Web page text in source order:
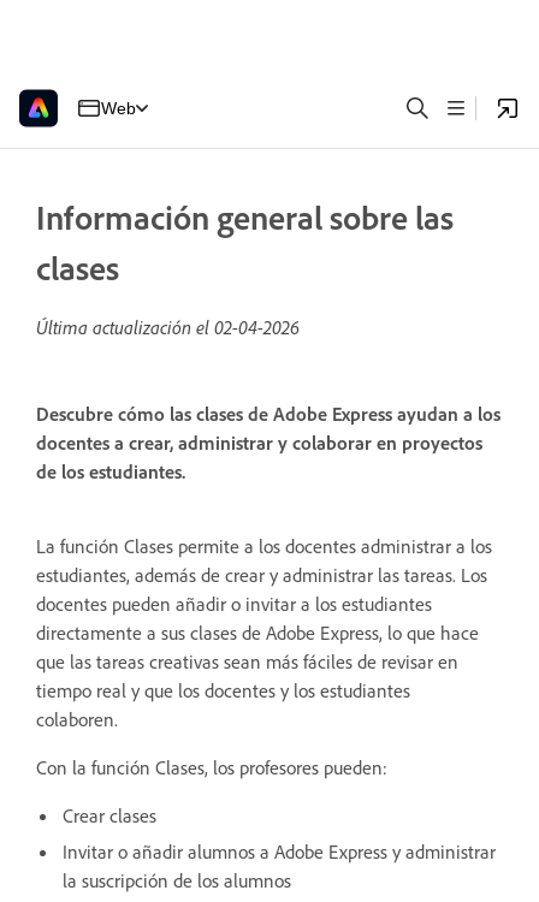
Web
Información general sobre las
clases
Última actualización el 02-04-2026
Descubre cómo las clases de Adobe Express ayudan a los
docentes a crear, administrar y colaborar en proyectos
de los estudiantes.
La función Clases permite a los docentes administrar a los
estudiantes, además de crear y administrar las tareas. Los
docentes pueden añadir o invitar a los estudiantes
directamente a sus clases de Adobe Express, lo que hace
que las tareas creativas sean más fáciles de revisar en
tiempo real y que los docentes y los estudiantes
colaboren.
Con la función Clases, los profesores pueden:
Crear clases
Invitar o añadir alumnos a Adobe Express y administrar
la suscripción de los alumnos